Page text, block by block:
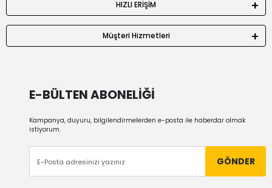
HIZLI ERİŞİM
Müşteri Hizmetleri
E-BÜLTEN ABONELİĞİ
Kampanya, duyuru, bilgilendirmelerden e-posta ile haberdar olmak
istiyorum.
GÖNDER